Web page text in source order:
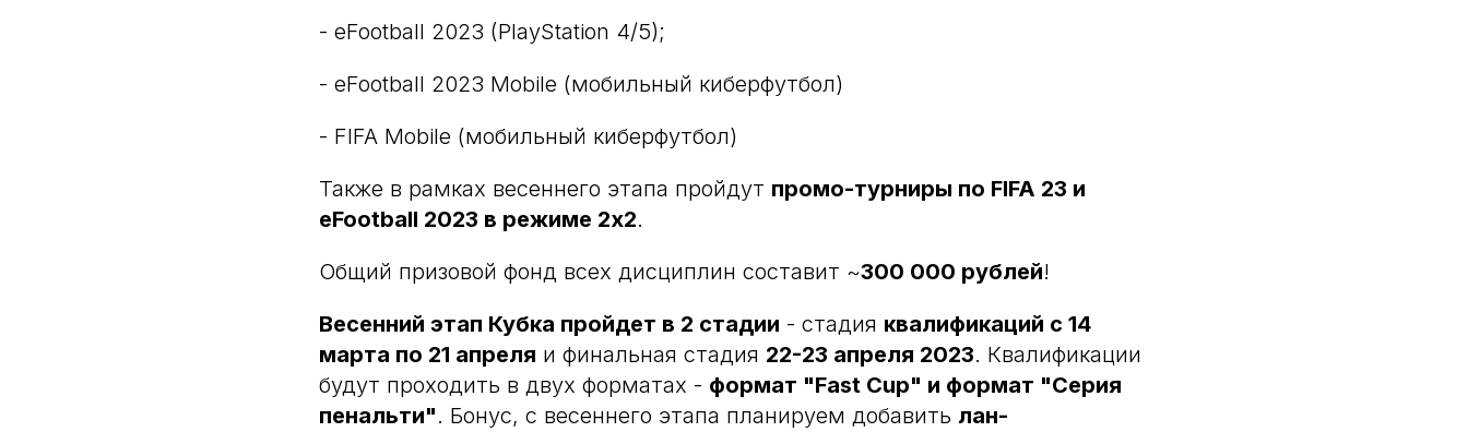
- eFootball 2023 (PlayStation 4/5);
- eFootball 2023 Mobile (мобильный киберфутбол)
- FIFA Mobile (мобильный киберфутбол)
Также в рамках весеннего этапа пройдут промо-турниры по FIFA 23 и
eFootball 2023 в режиме 2х2.
Общий призовой фонд всех дисциплин составит ~300 000 рублей!
Весенний этап Кубка пройдет в 2 стадии - стадия квалификаций c 14
марта по 21 апреля и финальная стадия 22-23 апреля 2023. Квалификации
будут проходить в двух форматах - формат "Fast Cup" и формат "Серия
пенальти". Бонус, с весеннего этапа планируем добавить лан-